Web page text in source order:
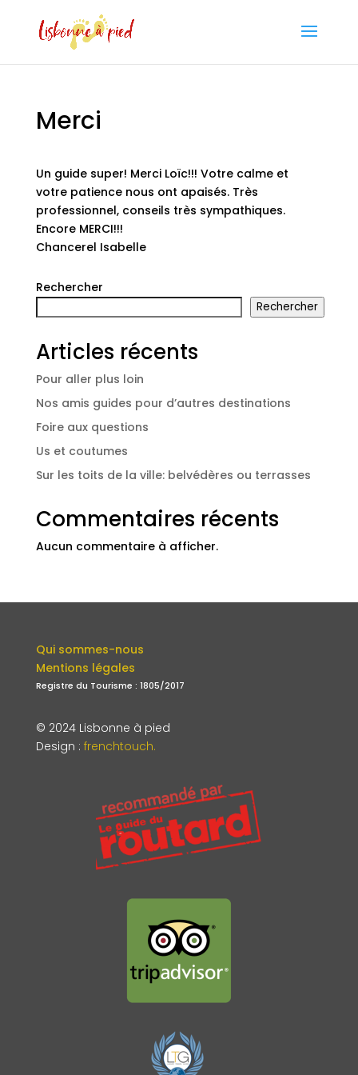
Merci
Un guide super! Merci Loïc!!! Votre calme et
votre patience nous ont apaisés. Très
professionnel, conseils très sympathiques.
Encore MERCI!!!
Chancerel Isabelle
Rechercher
Rechercher
Articles récents
Pour aller plus loin
Nos amis guides pour d’autres destinations
Foire aux questions
Us et coutumes
Sur les toits de la ville: belvédères ou terrasses
Commentaires récents
Aucun commentaire à afficher.
Qui sommes-nous
Mentions légales
Registre du Tourisme : 1805/2017
© 2024 Lisbonne à pied
Design : frenchtouch.